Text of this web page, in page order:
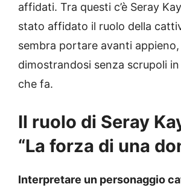
affidati. Tra questi c’è Seray
stato affidato il ruolo della
sembra portare avanti appieno,
dimostrandosi senza scrupoli
che fa.
Il ruolo di Seray
“La forza di una
Interpretare un personaggio